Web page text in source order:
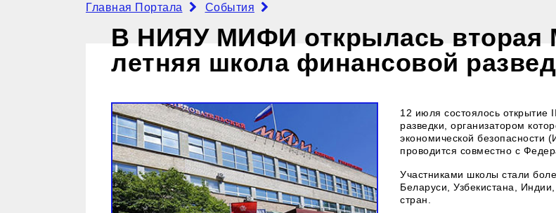
Главная Портала События
В НИЯУ МИФИ открылась вторая
летняя школа финансовой
12 июля состоялось
разведки, организатором
экономической
проводится совместно с
Участниками школы стали
Беларуси, Узбекистана,
стран.